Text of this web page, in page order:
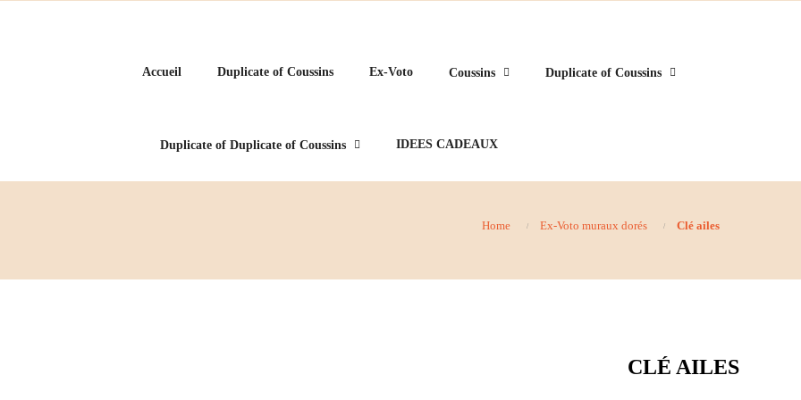
Accueil Duplicate of Coussins Ex-Voto Coussins Duplicate of Coussins
Duplicate of Duplicate of Coussins IDEES CADEAUX
Home Ex-Voto muraux dorés Clé ailes
CLÉ AILES